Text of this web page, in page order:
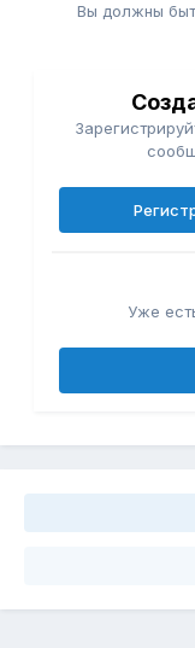
Вы должны
Уже